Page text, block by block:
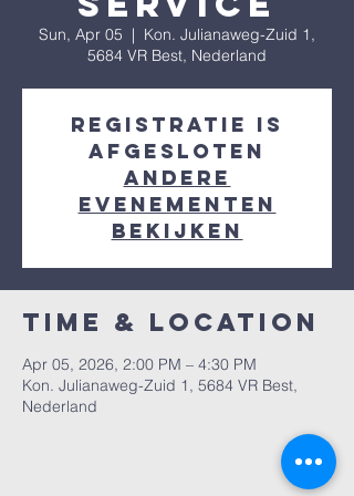
Sun, Apr 05
  |
Kon. Julianaweg-Zuid 1,
5684 VR Best, Nederland
Registratie is
afgesloten
Andere
evenementen
bekijken
Time & Location
Apr 05, 2026, 2:00 PM – 4:30 PM
Kon. Julianaweg-Zuid 1, 5684 VR Best,
Nederland